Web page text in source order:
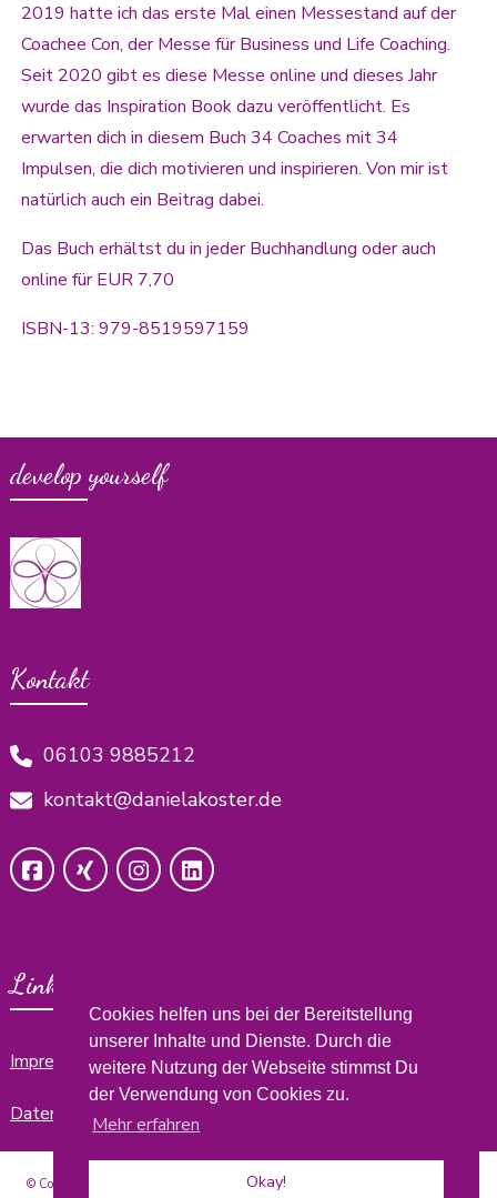
Cookies helfen uns bei der Bereitstellung
unserer Inhalte und Dienste. Durch die
weitere Nutzung der Webseite stimmst Du
der Verwendung von Cookies zu.
Mehr erfahren
Okay!
2019 hatte ich das erste Mal einen Messestand auf der
Coachee Con, der Messe für Business und Life Coaching.
Seit 2020 gibt es diese Messe online und dieses Jahr
wurde das Inspiration Book dazu veröffentlicht. Es
erwarten dich in diesem Buch 34 Coaches mit 34
Impulsen, die dich motivieren und inspirieren. Von mir ist
natürlich auch ein Beitrag dabei.
Das Buch erhältst du in jeder Buchhandlung oder auch
online für EUR 7,70
ISBN-13: 979-8519597159
develop yourself
Kontakt
06103 9885212
kontakt@danielakoster.de
Links
Impressum
Datenschutzerklärung
© Copyright 2026 develop yourself by Daniela